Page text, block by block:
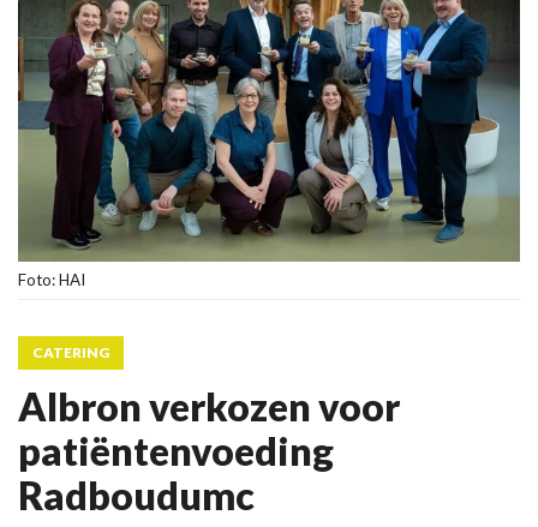
Foto: HAI
CATERING
Albron verkozen voor
patiëntenvoeding
Radboudumc